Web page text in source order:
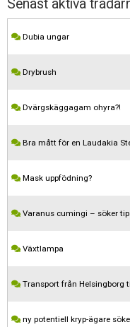
Senast aktiva
Dubia ungar
Drybrush
Dvärgskäggagam ohyra?!
Bra mått för en Laudakia
Mask uppfödning?
Varanus cumingi – söker
Växtlampa
Transport från Helsingborg
ny potentiell kryp-ägare